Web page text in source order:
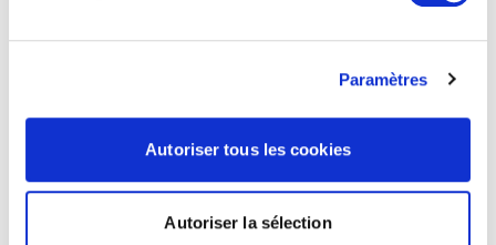
Paramètres
Autoriser tous les cookies
Autoriser la sélection